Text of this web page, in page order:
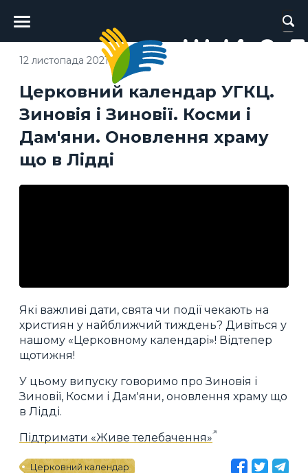
Головне
меню
Церковний календар УГКЦ.
Зиновія і Зиновії. Косми і
Дам'яни. Оновлення храму
що в Лідді
12 листопада 2021
Які важливі дати, свята чи події чекають на
християн у найближчий тиждень? Дивіться у
нашому «Церковному календарі»! Відтепер
щотижня!
У цьому випуску говоримо про Зиновія і
Зиновії, Косми і Дам'яни, оновлення храму що
в Лідді.
Підтримати «Живе телебачення»
Церковний календар